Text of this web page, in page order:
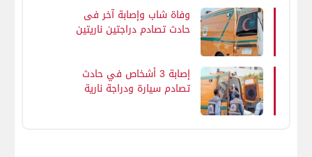
وفاة شاب وإصابة آخر فى
حادث تصادم دراجتين ناريتين
إصابة 3 أشخاص في حادث
تصادم سيارة ودراجة نارية